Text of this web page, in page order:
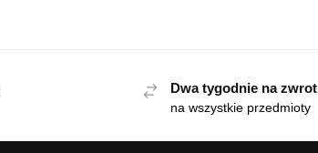
Dwa tygodnie na zwrot
na wszystkie przedmioty